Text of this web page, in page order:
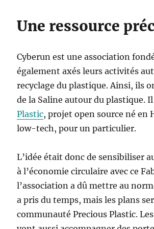
Une ressource
Cyberun est une association
également axés leurs activités
recyclage du plastique. Ainsi, ils
de la Saline autour du plastique.
Plastic, projet open source né en
low-tech, pour un particulier.
L’idée était donc de sensibiliser
à l’économie circulaire avec ce
l’association a dû mettre au
a pris du temps, mais les plans
communauté Precious Plastic.